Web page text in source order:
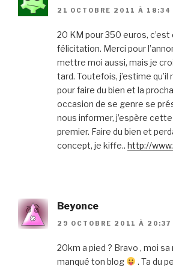
21 OCTOBRE 2011 À 18:34
20 KM pour 350 euros, c’est
félicitation. Merci pour
mettre moi aussi, mais je
tard. Toutefois, j’estime qu’il
pour faire du bien et la
occasion de se genre se
nous informer, j’espère
premier. Faire du bien et
concept, je kiffe.. http://
Beyonce
29 OCTOBRE 2011 À 20:37
20km a pied ? Bravo , moi sa
manqué ton blog
. Ta du